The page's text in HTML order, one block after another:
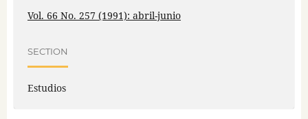
Vol. 66 No. 257 (1991): abril-junio
SECTION
Estudios